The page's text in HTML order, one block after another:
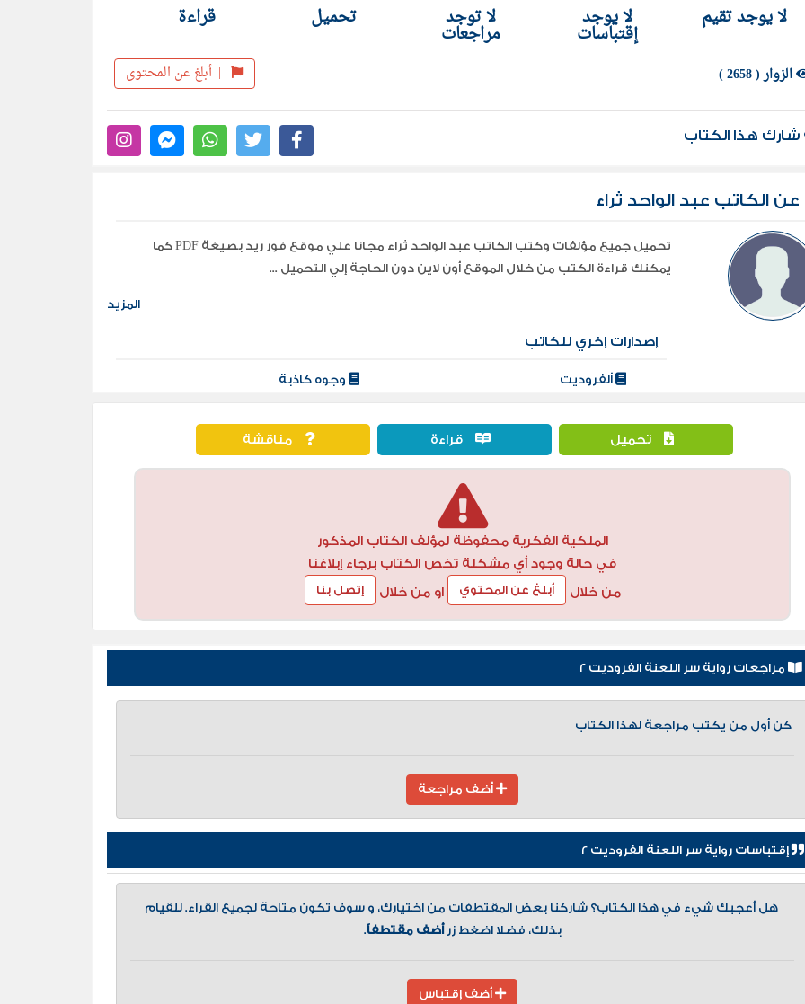
لا يوجد تقيم لا يوجد
إقتباسات
لا توجد
مراجعات
تحميل قراءة
| أبلغ عن المحتوى الزوار ( 2658 )
شارك هذا الكتاب
عن الكاتب عبد الواحد ثراء
تحميل جميع مؤلفات وكتب الكاتب عبد الواحد ثراء مجانا علي موقع فور ريد بصيغة PDF كما
يمكنك قراءة الكتب من خلال الموقع أون لاين دون الحاجة إلي التحميل ...
المزيد
إصدارات إخري للكاتب
وجوه كاذبة ألفروديت
تحميل قراءة مناقشة
الملكية الفكرية محفوظة لمؤلف الكتاب المذكور
في حالة وجود أي مشكلة تخص الكتاب برجاء إبلاغنا
من خلال
أبلغ عن المحتوي او من خلال إتصل بنا
مراجعات رواية سر اللعنة الفروديت 2
كن أول من يكتب مراجعة لهذا الكتاب
أضف مراجعة
إقتباسات رواية سر اللعنة الفروديت 2
هل أعجبك شيء في هذا الكتاب؟ شاركنا بعض المقتطفات من اختيارك، و سوف تكون متاحة لجميع القراء. للقيام
بذلك، فضلا اضغط زرأضف مقتطفاً.
أضف إقتباس